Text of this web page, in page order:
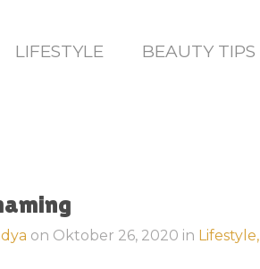
LIFESTYLE BEAUTY TIPS
on Oktober 26, 2020 in Lifestyle,